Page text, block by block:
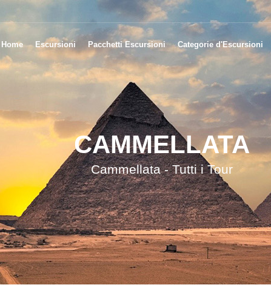
Home Escursioni Pacchetti Escursioni Categorie d'Escursioni
CAMMELLATA
Cammellata - Tutti i Tour